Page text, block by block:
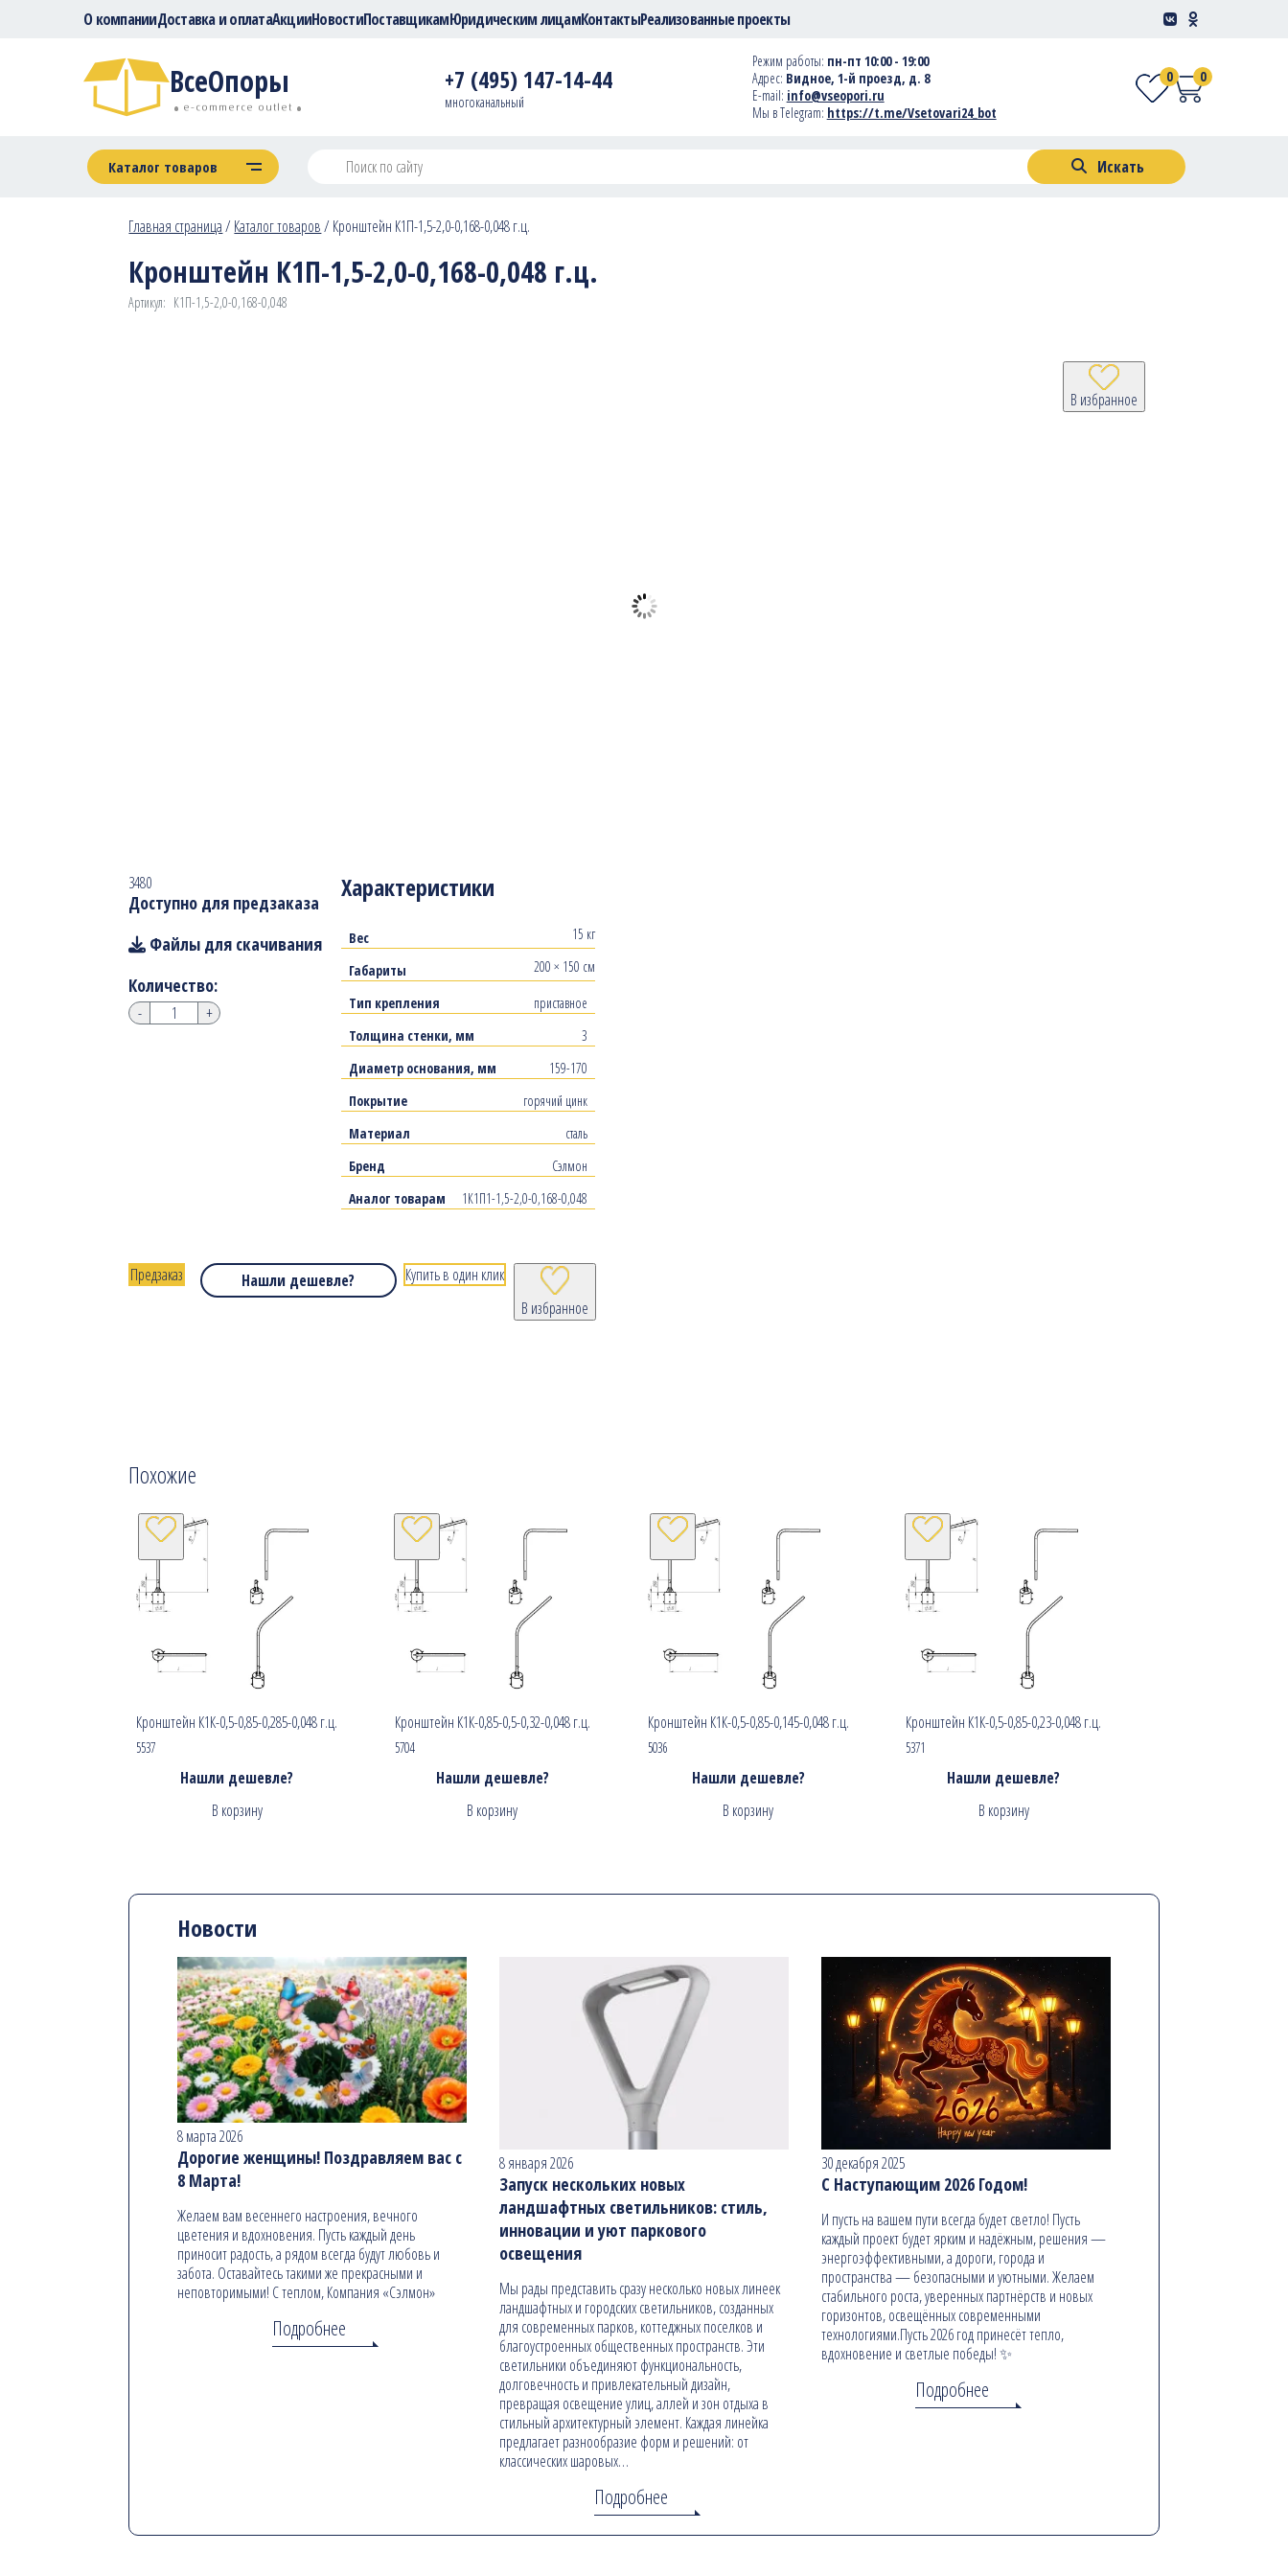
О компанииДоставка и оплатаАкцииНовостиПоставщикамЮридическим лицамКонтактыРеализованные проекты
ВсеОпоры
e-commerce outlet
+7 (495) 147-14-44
многоканальный
Режим работы: пн-пт 10:00 - 19:00
Адрес: Видное, 1-й проезд, д. 8
E-mail: info@vseopori.ru
Мы в Telegram: https://t.me/Vsetovari24_bot
0
0
Каталог товаров Искать
Главная страница/Каталог товаров/Кронштейн К1П-1,5-2,0-0,168-0,048 г.ц.
Кронштейн К1П-1,5-2,0-0,168-0,048 г.ц.
Артикул: К1П-1,5-2,0-0,168-0,048
В избранное
Характеристики
Вес
15 кг
Габариты
200 × 150 см
Тип крепления
приставное
Толщина стенки, мм
3
Диаметр основания, мм
159-170
Покрытие
горячий цинк
Материал
сталь
Бренд
Сэлмон
Аналог товарам
1К1П1-1,5-2,0-0,168-0,048
3480
Доступно для предзаказа
Файлы для скачивания
Количество:
- +
Нашли дешевле?
В избранное
Предзаказ Купить в один клик
Похожие
Кронштейн К1К-0,5-0,85-0,285-0,048 г.ц.
5537
Нашли дешевле?
В корзину
Кронштейн К1К-0,85-0,5-0,32-0,048 г.ц.
5704
Нашли дешевле?
В корзину
Кронштейн К1К-0,5-0,85-0,145-0,048 г.ц.
5036
Нашли дешевле?
В корзину
Кронштейн К1К-0,5-0,85-0,23-0,048 г.ц.
5371
Нашли дешевле?
В корзину
Новости
8 марта 2026
Дорогие женщины! Поздравляем вас с
8 Марта!
Желаем вам весеннего настроения, вечного
цветения и вдохновения. Пусть каждый день
приносит радость, а рядом всегда будут любовь и
забота. Оставайтесь такими же прекрасными и
неповторимыми! С теплом, Компания «Сэлмон»
Подробнее
8 января 2026
Запуск нескольких новых
ландшафтных светильников: стиль,
инновации и уют паркового
освещения
Мы рады представить сразу несколько новых линеек
ландшафтных и городских светильников, созданных
для современных парков, коттеджных поселков и
благоустроенных общественных пространств. Эти
светильники объединяют функциональность,
долговечность и привлекательный дизайн,
превращая освещение улиц, аллей и зон отдыха в
стильный архитектурный элемент. Каждая линейка
предлагает разнообразие форм и решений: от
классических шаровых…
Подробнее
30 декабря 2025
С Наступающим 2026 Годом!
И пусть на вашем пути всегда будет светло! Пусть
каждый проект будет ярким и надёжным, решения —
энергоэффективными, а дороги, города и
пространства — безопасными и уютными. Желаем
стабильного роста, уверенных партнёрств и новых
горизонтов, освещённых современными
технологиями.Пусть 2026 год принесёт тепло,
вдохновение и светлые победы! ✨
Подробнее